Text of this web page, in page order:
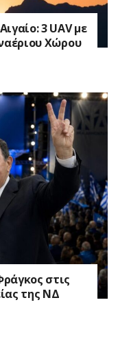
3 UAV με
Χώρου
στις
της ΝΔ